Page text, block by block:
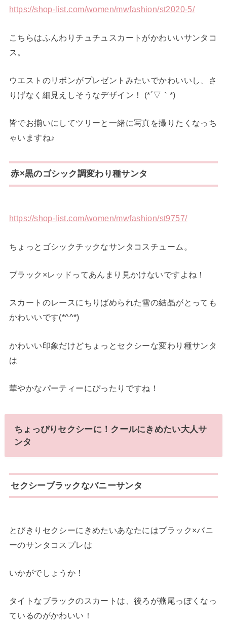
https://shop-list.com/women/mwfashion/st2020-5/
こちらはふんわりチュチュスカートがかわいいサンタコ
ス。
ウエストのリボンがプレゼントみたいでかわいいし、さ
りげなく細見えしそうなデザイン！ (*´▽｀*)
皆でお揃いにしてツリーと一緒に写真を撮りたくなっち
ゃいますね♪
赤×黒のゴシック調変わり種サンタ
https://shop-list.com/women/mwfashion/st9757/
ちょっとゴシックチックなサンタコスチューム。
ブラック×レッドってあんまり見かけないですよね！
スカートのレースにちりばめられた雪の結晶がとっても
かわいいです(*^^*)
かわいい印象だけどちょっとセクシーな変わり種サンタ
は
華やかなパーティーにぴったりですね！
ちょっぴりセクシーに！クールにきめたい大人サ
ンタ
セクシーブラックなバニーサンタ
とびきりセクシーにきめたいあなたにはブラック×バニ
ーのサンタコスプレは
いかがでしょうか！
タイトなブラックのスカートは、後ろが燕尾っぽくなっ
ているのがかわいい！